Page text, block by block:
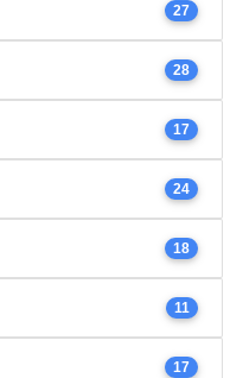
27
28
17
24
18
11
17